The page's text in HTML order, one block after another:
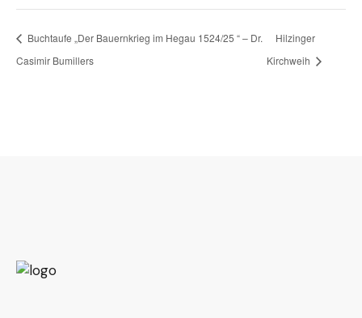
Buchtaufe „Der Bauernkrieg im Hegau 1524/25 “ – Dr.
Casimir Bumillers
Hilzinger
Kirchweih